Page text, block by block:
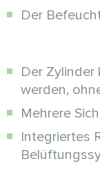
Der
Der
werden,
Mehrere
Integriertes